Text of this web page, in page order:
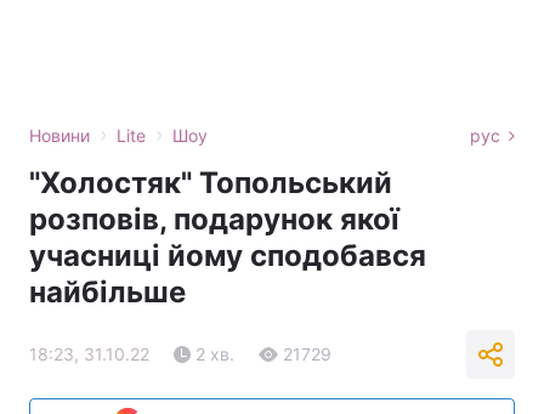
Новини › Lite › Шоу рус
"Холостяк" Топольський
розповів, подарунок якої
учасниці йому сподобався
найбільше
18:23, 31.10.22 2 хв. 21729